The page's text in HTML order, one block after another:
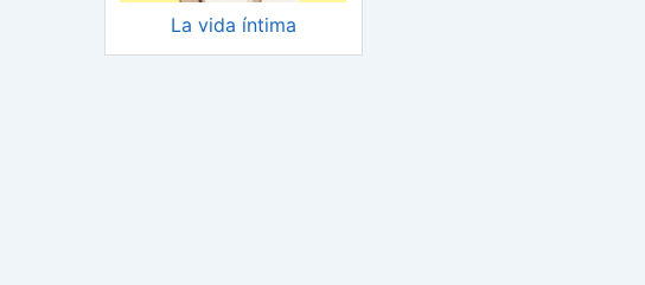
La vida íntima